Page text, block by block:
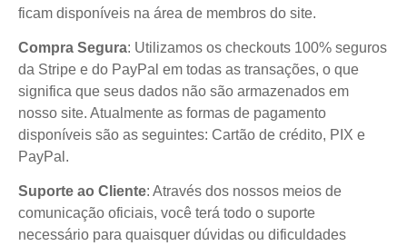
ficam disponíveis na área de membros do site.
Compra Segura: Utilizamos os checkouts 100% seguros
da Stripe e do PayPal em todas as transações, o que
significa que seus dados não são armazenados em
nosso site. Atualmente as formas de pagamento
disponíveis são as seguintes: Cartão de crédito, PIX e
PayPal.
Suporte ao Cliente: Através dos nossos meios de
comunicação oficiais, você terá todo o suporte
necessário para quaisquer dúvidas ou dificuldades